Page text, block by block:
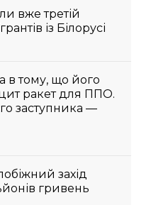
вже третій
із Білорусі
в тому, що його
ракет для ППО.
заступника —
захід
гривень